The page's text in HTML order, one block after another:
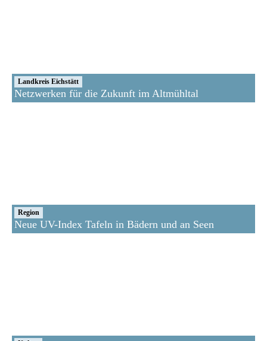
Landkreis Eichstätt
Netzwerken für die Zukunft im Altmühltal
Region
Neue UV-Index Tafeln in Bädern und an Seen